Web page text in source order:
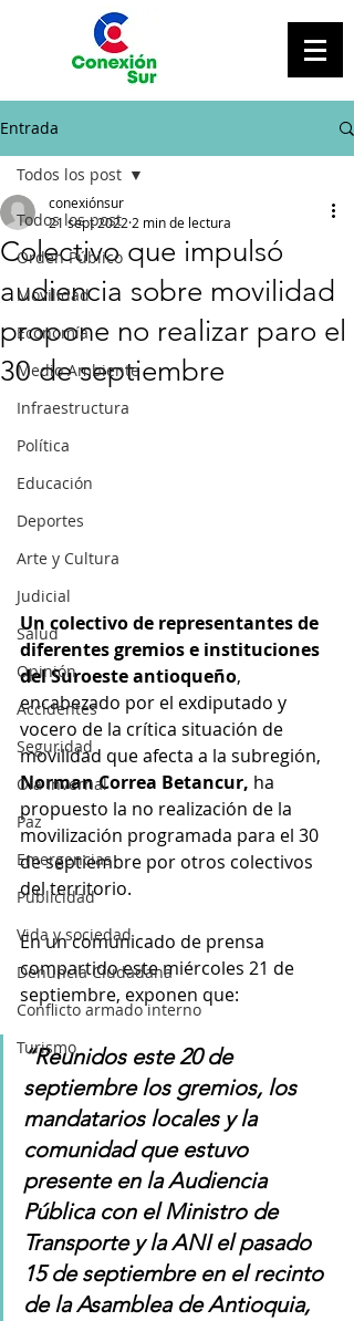
Entrada
Todos los post
Orden Público
Movilidad
Economía
Medio Ambiente
Infraestructura
Política
Educación
Deportes
Arte y Cultura
Judicial
Salud
Opinión
Accidentes
Seguridad
Ola Invernal
Paz
Emergencias
Publicidad
Vida y sociedad
Denuncia Ciudadana
Conflicto armado interno
Turismo
Todos los post
Colectivo que impulsó
audiencia sobre movilidad
propone no realizar paro el
30 de septiembre
conexiónsur
21 sept 2022 2 min de lectura
Un colectivo de representantes de
diferentes gremios e instituciones
del Suroeste antioqueño,
encabezado por el exdiputado y
vocero de la crítica situación de
movilidad que afecta a la subregión,
Norman Correa Betancur, ha
propuesto la no realización de la
movilización programada para el 30
de septiembre por otros colectivos
del territorio.
En un comunicado de prensa
compartido este miércoles 21 de
septiembre, exponen que:
“Reunidos este 20 de
septiembre los gremios, los
mandatarios locales y la
comunidad que estuvo
presente en la Audiencia
Pública con el Ministro de
Transporte y la ANI el pasado
15 de septiembre en el recinto
de la Asamblea de Antioquia,